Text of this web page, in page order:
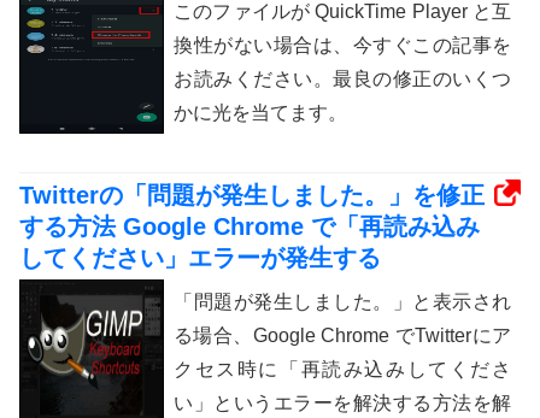
このファイルが QuickTime Player と互
換性がない場合は、今すぐこの記事を
お読みください。最良の修正のいくつ
かに光を当てます。
Twitterの「問題が発生しました。」を修正
する方法 Google Chrome で「再読み込み
してください」エラーが発生する
「問題が発生しました。」と表示され
る場合、Google Chrome でTwitterにア
クセス時に「再読み込みしてくださ
い」というエラーを解決する方法を解